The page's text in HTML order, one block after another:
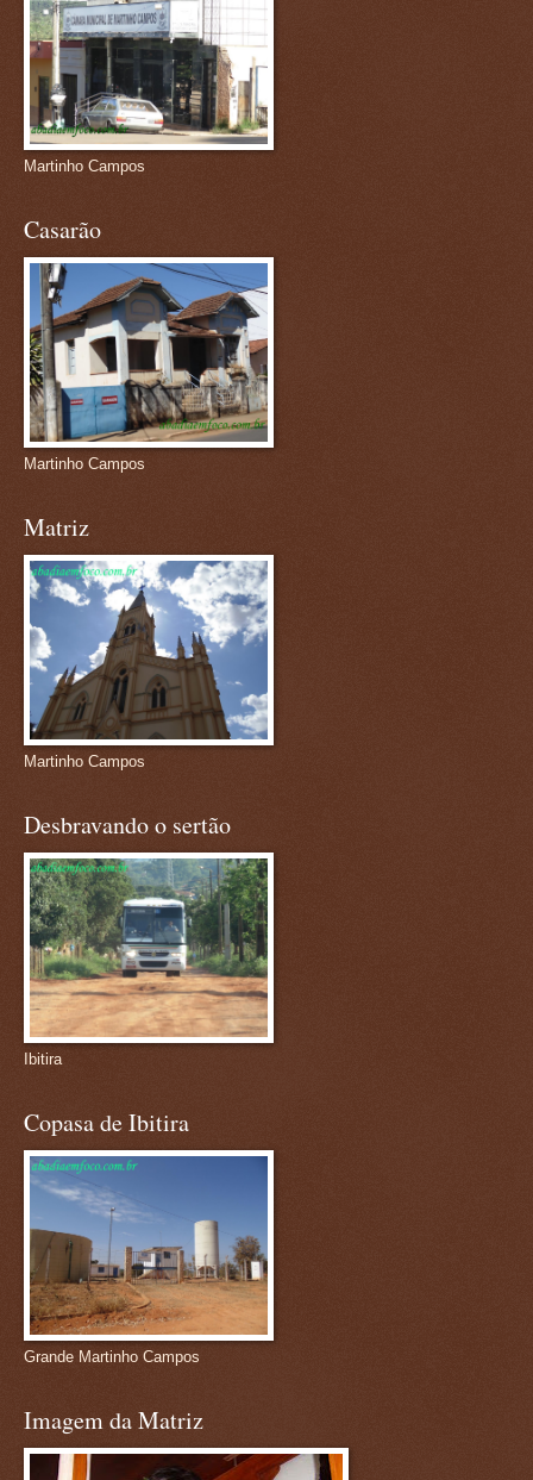
Martinho Campos
Casarão
Martinho Campos
Matriz
Martinho Campos
Desbravando o sertão
Ibitira
Copasa de Ibitira
Grande Martinho Campos
Imagem da Matriz